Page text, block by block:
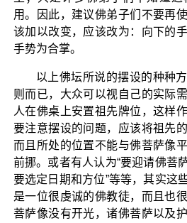
用。因此，建议佛弟子们不要再
该加以改变，应该改为：向下的
手势为合掌。
以上佛坛所说的摆设的种种
则而已，大众可以视自己的实际
人在佛桌上安置祖先牌位，这样
要注意摆设的问题，应该将祖先
而且所处的位置不能与佛菩萨像
前挪。或者有人认为“要迎请佛菩
要选定日期和方位”等等，其实这
是一位很虔诚的佛教徒，而且也
菩萨像没有开光，诸佛菩萨以及